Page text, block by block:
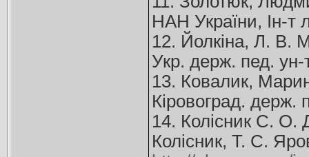
НАН України, Ін-т
12. Йолкіна, Л. В.
Укр. держ. пед.
13. Ковалик,
Кіровоград.
14. Колісник С. О.
Колісник, Т. С.